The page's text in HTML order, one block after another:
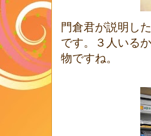
門倉君が説明し
です。３人いる
物ですね。